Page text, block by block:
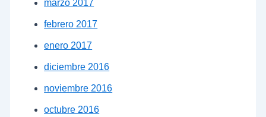
marzo 2017
febrero 2017
enero 2017
diciembre 2016
noviembre 2016
octubre 2016